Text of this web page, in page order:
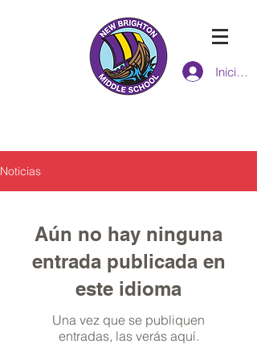
Iniciar
Noticias
Aún no hay ninguna
entrada publicada en
este idioma
Una vez que se publiquen
entradas, las verás aquí.